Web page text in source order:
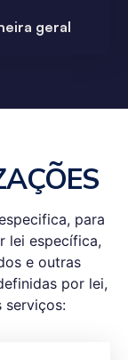
geral
para
lei específica,
e outras
por lei,
serviços: